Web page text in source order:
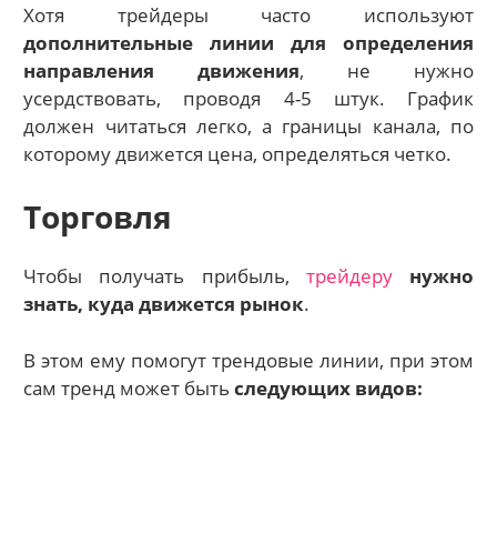
Хотя трейдеры часто используют
дополнительные линии для определения
направления движения, не нужно
усердствовать, проводя 4-5 штук. График
должен читаться легко, а границы канала, по
которому движется цена, определяться четко.
Торговля
Чтобы получать прибыль, трейдеру
нужно
знать, куда движется рынок.
В этом ему помогут трендовые линии, при этом
сам тренд может бытьследующих видов: